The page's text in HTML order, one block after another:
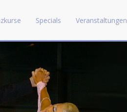
Specials Veranstaltungen